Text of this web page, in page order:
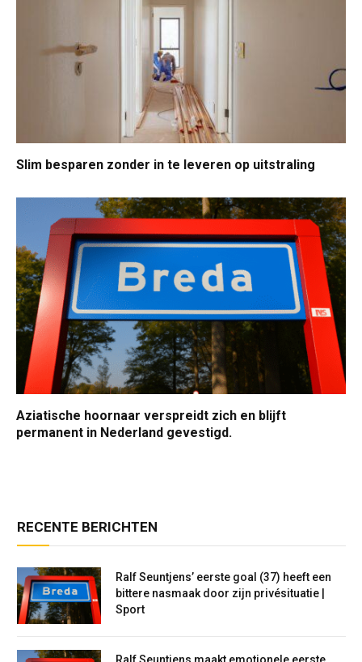
Slim besparen zonder in te leveren op uitstraling
Aziatische hoornaar verspreidt zich en blijft
permanent in Nederland gevestigd.
RECENTE BERICHTEN
Ralf Seuntjens’ eerste goal (37) heeft een
bittere nasmaak door zijn privésituatie |
Sport
Ralf Seuntjens maakt emotionele eerste